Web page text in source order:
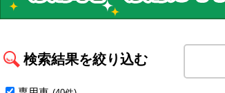
検索結果を絞り込む